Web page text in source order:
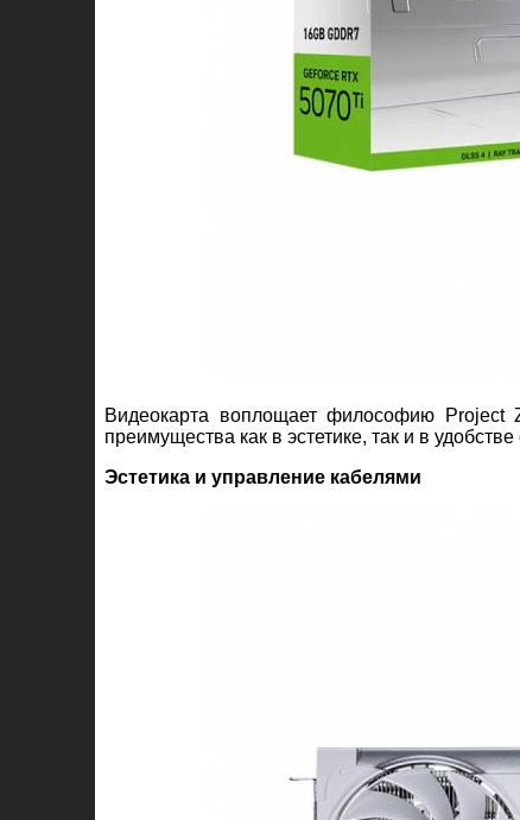
Видеокарта воплощает философию Project
преимущества как в эстетике, так и в
Эстетика и управление кабелями